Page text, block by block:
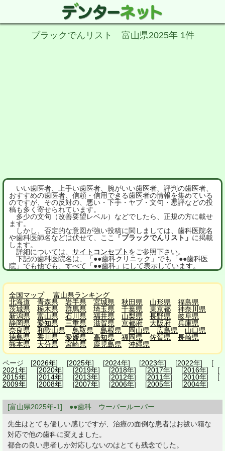
ブラックでんリスト 富山県2025年 1件
いい歯医者、上手い歯医者、腕がいい歯医者、評判の歯医者、
おすすめの歯医者、信頼・信用できる歯医者の情報を集めている
のですが、その反対の、悪い・下手・ヤブ・文句・悪評などの投
稿も多く寄せられています。
多少の文句（改善要望レベル）などでしたら、正規の方に載せ
ます。
しかし、否定的な意図が強い投稿に関しましては、歯科医院名
や歯科医師名などは伏せて、ここ
「ブラックでんリスト」 に掲載
します。
詳細については、 サイトコンセプト をご参照下さい。
下記の歯科医院名は、「●●歯科クリニック」でも「●●歯科医
院」でも他でも、すべて「●●歯科」にして表示しています。
全国マップ
富山県ランキング
北海道
青森県 岩手県 宮城県 秋田県 山形県
福島県
茨城県
栃木県 群馬県 埼玉県 千葉県 東京都
神奈川県
新潟県
富山県 石川県 福井県 山梨県 長野県
岐阜県
静岡県
愛知県 三重県 滋賀県 京都府 大阪府
兵庫県
奈良県
和歌山県 鳥取県 島根県 岡山県 広島県
山口県
徳島県
香川県 愛媛県 高知県 福岡県 佐賀県
長崎県
熊本県
大分県 宮崎県 鹿児島県 沖縄県
ページ [2026年] [2025年] [2024年] [2023年] [2022年] [
2021年] [2020年] [2019年] [2018年] [2017年] [2016年] [
2015年] [2014年] [2013年] [2012年] [2011年] [2010年] [
2009年] [2008年] [2007年] [2006年] [2005年] [2004年]
[富山県2025年-1] ●●歯科 ウーパールーパー
先生はとても優しい感じですが、治療の面倒な患者はお祓い箱な
対応で他の歯科に変えました。
都合の良い患者しか対応しないのはとても残念でした。